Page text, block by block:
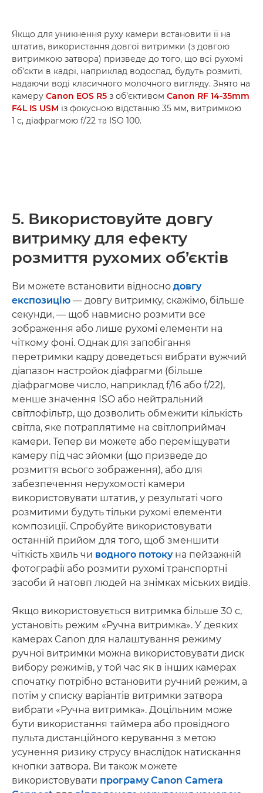
Якщо для уникнення руху камери встановити її на
штатив, використання довгої витримки (з довгою
витримкою затвора) призведе до того, що всі рухомі
об’єкти в кадрі, наприклад водоспад, будуть розмиті,
надаючи воді класичного молочного вигляду. Знято на
камеру Canon EOS R5 з об’єктивом Canon RF 14-35mm
F4L IS USM із фокусною відстанню 35 мм, витримкою
1 с, діафрагмою f/22 та ISO 100.
5. Використовуйте довгу
витримку для ефекту
розмиття рухомих об’єктів
Ви можете встановити відносно довгу
експозицію — довгу витримку, скажімо, більше
секунди, — щоб навмисно розмити все
зображення або лише рухомі елементи на
чіткому фоні. Однак для запобігання
перетримки кадру доведеться вибрати вужчий
діапазон настройок діафрагми (більше
діафрагмове число, наприклад f/16 або f/22),
менше значення ISO або нейтральний
світлофільтр, що дозволить обмежити кількість
світла, яке потраплятиме на світлоприймач
камери. Тепер ви можете або переміщувати
камеру під час зйомки (що призведе до
розмиття всього зображення), або для
забезпечення нерухомості камери
використовувати штатив, у результаті чого
розмитими будуть тільки рухомі елементи
композиції. Спробуйте використовувати
останній прийом для того, щоб зменшити
чіткість хвиль чи водного потокуна пейзажній
фотографії або розмити рухомі транспортні
засоби й натовп людей на знімках міських видів.
Якщо використовується витримка більше 30 с,
установіть режим «Ручна витримка». У деяких
камерах Canon для налаштування режиму
ручної витримки можна використовувати диск
вибору режимів, у той час як в інших камерах
спочатку потрібно встановити ручний режим, а
потім у списку варіантів витримки затвора
вибрати «Ручна витримка». Доцільним може
бути використання таймера або провідного
пульта дистанційного керування з метою
усунення ризику струсу внаслідок натискання
кнопки затвора. Ви також можете
використовувати програму Canon Camera